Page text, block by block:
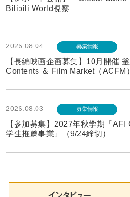
Bilibili World視察
2026.08.04 募集情報
【長編映画企画募集】10月開催
Contents ＆ Film Market（ACFM
2026.08.03 募集情報
【参加募集】2027年秋学期「
学生推薦事業」（9/24締切）